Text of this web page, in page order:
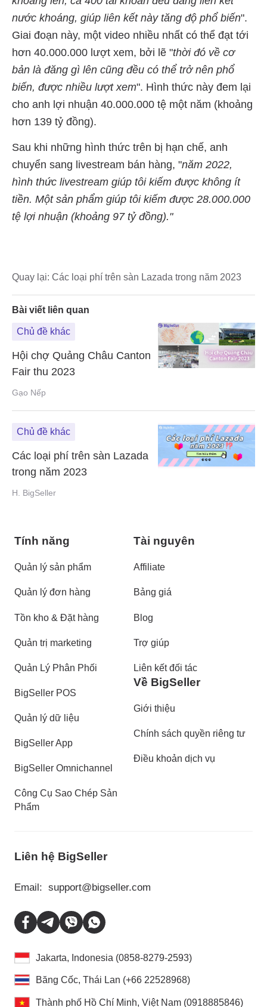
Quay lại: Các loại phí trên sàn Lazada trong năm 2023
Bài viết liên quan
Chủ đề khác
Hội chợ Quảng Châu Canton
Fair thu 2023
Gạo Nếp
Chủ đề khác
Các loại phí trên sàn Lazada
trong năm 2023
H. BigSeller
Tính năng
Quản lý sản phẩm
Quản lý đơn hàng
Tồn kho & Đặt hàng
Quản trị marketing
Quản Lý Phân Phối
BigSeller POS
Quản lý dữ liệu
BigSeller App
BigSeller Omnichannel
Công Cụ Sao Chép Sản
Phẩm
Tài nguyên
Affiliate
Bảng giá
Blog
Trợ giúp
Liên kết đối tác
Về BigSeller
Giới thiệu
Chính sách quyền riêng tư
Điều khoản dịch vụ
Liên hệ BigSeller
Email: support@bigseller.com
Jakarta, Indonesia (0858-8279-2593)
Băng Cốc, Thái Lan (+66 22528968)
Thành phố Hồ Chí Minh, Việt Nam (0918885846)